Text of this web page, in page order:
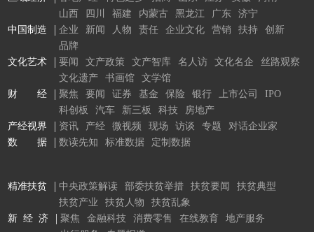
山西
四川 福建 内蒙古 黑龙江 广东
济宁
中国制造
企业 新闻 人物 责任 企业文化 营销 扶持
创新
品牌
文化艺术
要闻 文产政策 文产智库 名人访 文化名企
丝路观察
文化遗产
书画馆
文学馆
财 经
聚焦 要闻 证券 基金 保险 银行 上市公司
IPO
科创板
汽车 新三板 科技
房地产
产经视界
资讯 产经 微视频 现场 访谈 专题
对话企业家
数 据
数读先知 标准数据 定制数据
精准扶贫 中央政策解读 部委扶贫举措 扶贫要闻
扶贫典型
扶贫产业
扶贫人物
扶贫乱象
新 经 济
聚焦 金融科技 消费零售 在线教育
地产服务